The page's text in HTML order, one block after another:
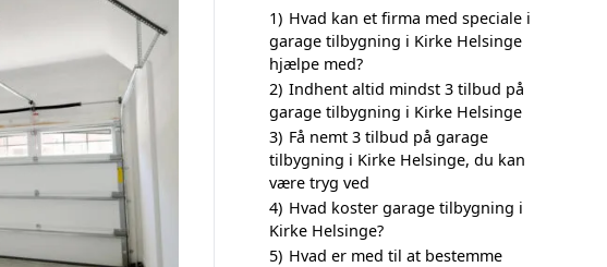
1) Hvad kan et firma med speciale i
garage tilbygning i Kirke Helsinge
hjælpe med?
2) Indhent altid mindst 3 tilbud på
garage tilbygning i Kirke Helsinge
3) Få nemt 3 tilbud på garage
tilbygning i Kirke Helsinge, du kan
være tryg ved
4) Hvad koster garage tilbygning i
Kirke Helsinge?
5) Hvad er med til at bestemme